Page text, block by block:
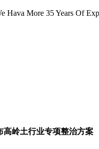
Hava More 35 Years Of
高岭土行业专项整治方案